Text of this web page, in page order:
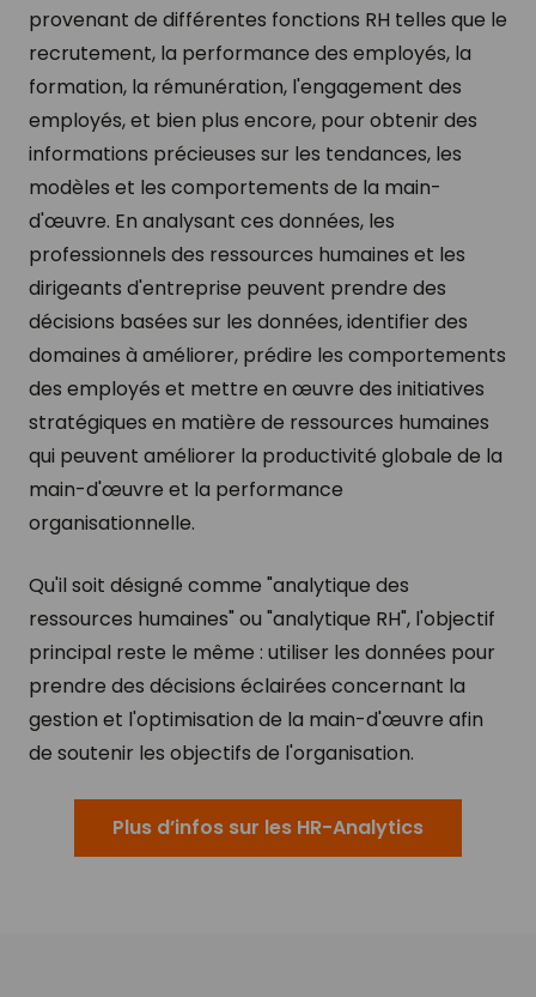
provenant de différentes fonctions RH telles que le
recrutement, la performance des employés, la
formation, la rémunération, l'engagement des
employés, et bien plus encore, pour obtenir des
informations précieuses sur les tendances, les
modèles et les comportements de la main-
d'œuvre. En analysant ces données, les
professionnels des ressources humaines et les
dirigeants d'entreprise peuvent prendre des
décisions basées sur les données, identifier des
domaines à améliorer, prédire les comportements
des employés et mettre en œuvre des initiatives
stratégiques en matière de ressources humaines
qui peuvent améliorer la productivité globale de la
main-d'œuvre et la performance
organisationnelle.
Qu'il soit désigné comme "analytique des
ressources humaines" ou "analytique RH", l'objectif
principal reste le même : utiliser les données pour
prendre des décisions éclairées concernant la
gestion et l'optimisation de la main-d'œuvre afin
de soutenir les objectifs de l'organisation.
Plus d’infos sur les HR-Analytics